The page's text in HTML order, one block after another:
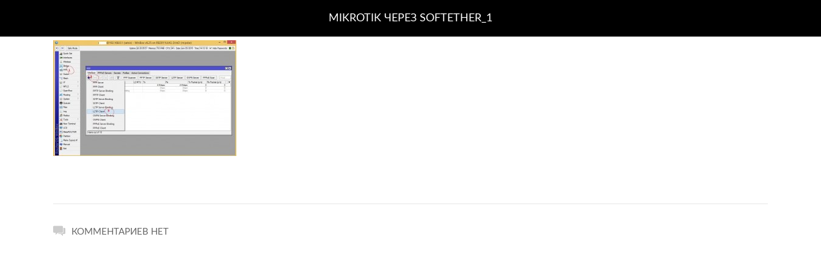
MIKROTIK ЧЕРЕЗ SOFTETHER_1
КОММЕНТАРИЕВ НЕТ